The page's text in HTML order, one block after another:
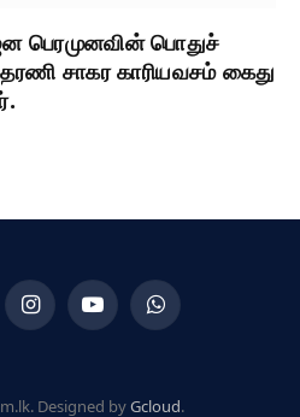
பெரமுனவின் பொதுச்
சாகர காரியவசம் கைது
InstagramYouTubeWhatsApp
Designed byGcloud.